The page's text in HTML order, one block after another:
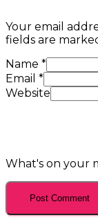
Your email
fields are
Name *
Email *
Website
What's on your